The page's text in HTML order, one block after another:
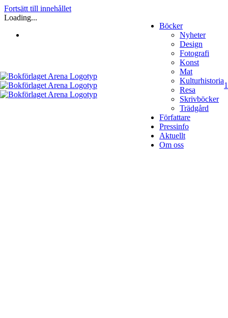
Fortsätt till innehållet
Böcker
Nyheter
Design
Fotografi
Konst
Mat
Kulturhistoria
Resa
Skrivböcker
Trädgård
Författare
Pressinfo
Aktuellt
Om oss
1
Loading...